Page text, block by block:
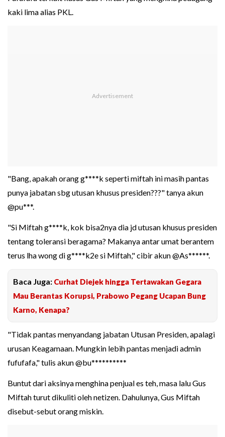
kaki lima alias PKL.
"Bang, apakah orang g****k seperti miftah ini masih pantas
punya jabatan sbg utusan khusus presiden???" tanya akun
@pu***.
"Si Miftah g****k, kok bisa2nya dia jd utusan khusus presiden
tentang toleransi beragama? Makanya antar umat berantem
terus lha wong di g****k2e si Miftah," cibir akun @As******.
Baca Juga: Curhat Diejek hingga Tertawakan Gegara
Mau Berantas Korupsi, Prabowo Pegang Ucapan Bung
Karno, Kenapa?
"Tidak pantas menyandang jabatan Utusan Presiden, apalagi
urusan Keagamaan. Mungkin lebih pantas menjadi admin
fufufafa," tulis akun @bu**********
Buntut dari aksinya menghina penjual es teh, masa lalu Gus
Miftah turut dikuliti oleh netizen. Dahulunya, Gus Miftah
disebut-sebut orang miskin.